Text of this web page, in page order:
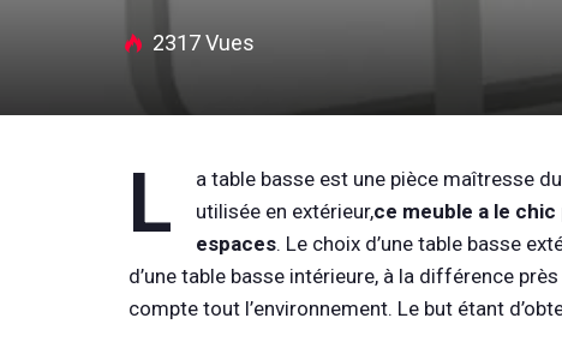
2317 Vues
L
a table basse est une pièce maîtresse
utilisée en extérieur,ce meuble a le
espaces. Le choix d’une table basse
d’une table basse intérieure, à la différence
compte tout l’environnement. Le but étant